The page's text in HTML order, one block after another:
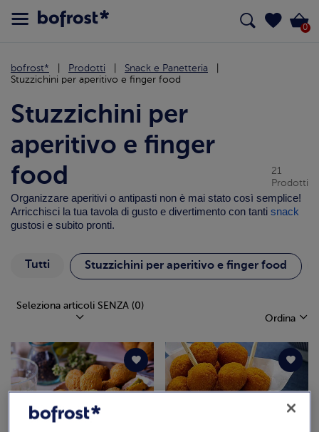
0
bofrost* Prodotti
Snack e Panetteria
Stuzzichini per aperitivo e finger food
Stuzzichini per
aperitivo e finger
food
21
Prodotti
Organizzare aperitivi o antipasti non è mai stato così semplice!
Arricchisci la tua tavola di gusto e divertimento con tanti snack
gustosi e subito pronti.
Tutti Stuzzichini per aperitivo e finger food
Seleziona articoli SENZA (0)
Ordina